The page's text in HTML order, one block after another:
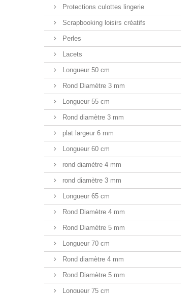
Protections culottes lingerie
Scrapbooking loisirs créatifs
Perles
Lacets
Longueur 50 cm
Rond Diamètre 3 mm
Longueur 55 cm
Rond diamètre 3 mm
plat largeur 6 mm
Longueur 60 cm
rond diamètre 4 mm
rond diamètre 3 mm
Longueur 65 cm
Rond Diamètre 4 mm
Rond Diamètre 5 mm
Longueur 70 cm
Rond diamètre 4 mm
Rond Diamètre 5 mm
Longueur 75 cm